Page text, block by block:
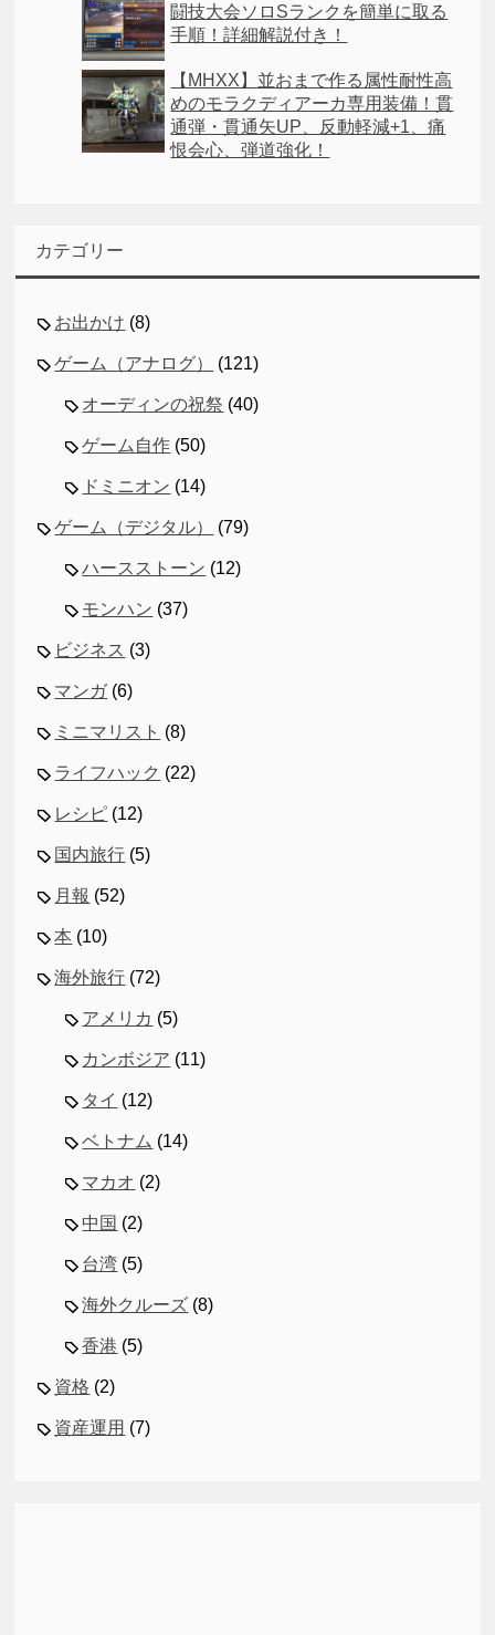
闘技大会ソロSランクを簡単に取る
手順！詳細解説付き！
【MHXX】並おまで作る属性耐性高
めのモラクディアーカ専用装備！貫
通弾・貫通矢UP、反動軽減+1、痛
恨会心、弾道強化！
カテゴリー
お出かけ (8)
ゲーム（アナログ） (121)
オーディンの祝祭 (40)
ゲーム自作 (50)
ドミニオン (14)
ゲーム（デジタル） (79)
ハースストーン (12)
モンハン (37)
ビジネス (3)
マンガ(6)
ミニマリスト (8)
ライフハック (22)
レシピ (12)
国内旅行 (5)
月報 (52)
本 (10)
海外旅行 (72)
アメリカ (5)
カンボジア (11)
タイ (12)
ベトナム (14)
マカオ (2)
中国 (2)
台湾 (5)
海外クルーズ (8)
香港 (5)
資格 (2)
資産運用 (7)